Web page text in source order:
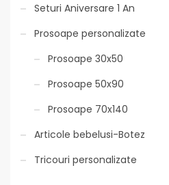
Seturi Aniversare 1 An
Prosoape personalizate
Prosoape 30x50
Prosoape 50x90
Prosoape 70x140
Articole bebelusi-Botez
Tricouri personalizate